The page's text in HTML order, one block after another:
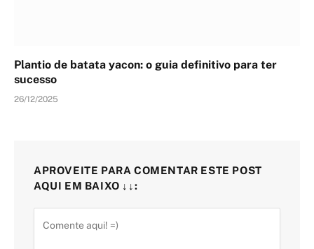
Plantio de batata yacon: o guia definitivo para ter
sucesso
26/12/2025
APROVEITE PARA COMENTAR ESTE POST
AQUI EM BAIXO ↓↓: